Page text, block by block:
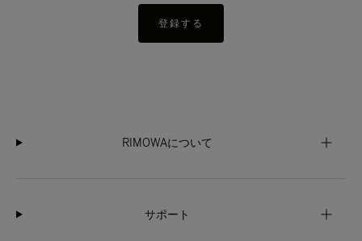
登録する
RIMOWAについて
サポート